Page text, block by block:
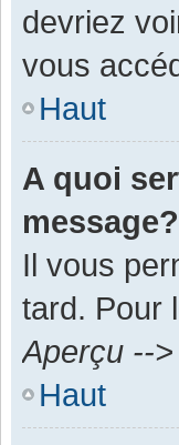
devriez
vous
Haut
A quoi
message?
Il vous
tard. Pour
Aperçu --
Haut